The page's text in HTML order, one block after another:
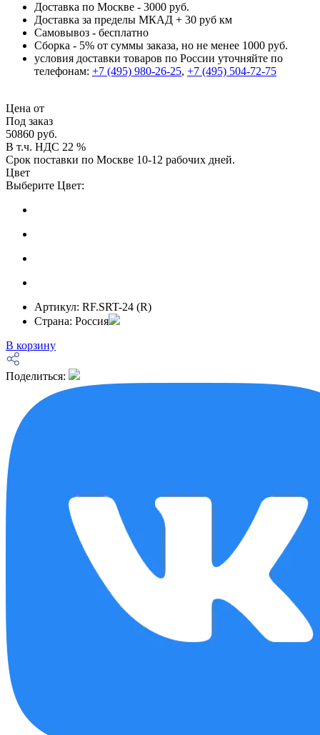
Доставка по Москве - 3000 руб.
Доставка за пределы МКАД + 30 руб км
Самовывоз - бесплатно
Сборка - 5% от суммы заказа, но не менее 1000 руб.
условия доставки товаров по России уточняйте по
телефонам: +7 (495) 980-26-25, +7 (495) 504-72-75
Цена от
Под заказ
50860 руб.
В т.ч. НДС 22 %
Срок поставки по Москве 10-12 рабочих дней.
Цвет
Выберите Цвет:
Артикул: RF.SRT-24 (R)
Страна: Россия
В корзину
Поделиться: